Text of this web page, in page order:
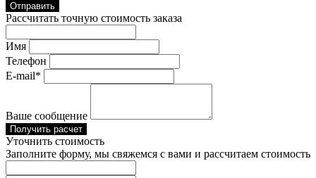
Отправить
Рассчитать точную стоимость заказа
Имя
Телефон
E-mail*
Ваше сообщение
Получить расчет
Уточнить стоимость
Заполните форму, мы свяжемся с вами и рассчитаем стоимость